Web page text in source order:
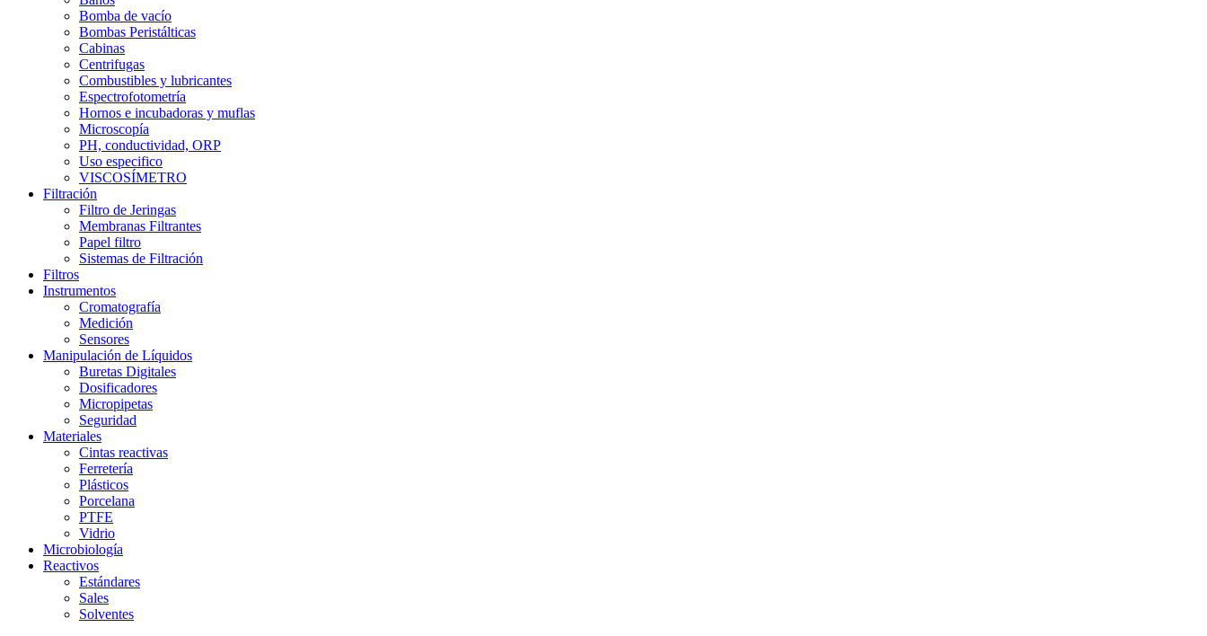
Bomba de vacío
Bombas Peristálticas
Cabinas
Centrifugas
Combustibles y lubricantes
Espectrofotometría
Hornos e incubadoras y muflas
Microscopía
PH, conductividad, ORP
Uso especifico
VISCOSÍMETRO
Filtración
Filtro de Jeringas
Membranas Filtrantes
Papel filtro
Sistemas de Filtración
Filtros
Instrumentos
Cromatografía
Medición
Sensores
Manipulación de Líquidos
Buretas Digitales
Dosificadores
Micropipetas
Seguridad
Materiales
Cintas reactivas
Ferretería
Plásticos
Porcelana
PTFE
Vidrio
Microbiología
Reactivos
Estándares
Sales
Solventes